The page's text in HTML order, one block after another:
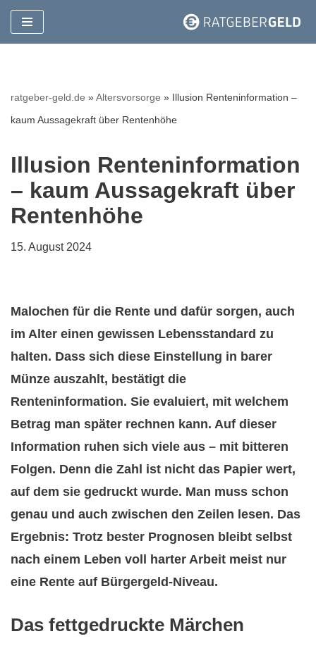
Zum
ratgeber-geld.de »Altersvorsorge » Illusion Renteninformation –
kaum Aussagekraft über Rentenhöhe
Illusion Renteninformation
– kaum Aussagekraft über
Rentenhöhe
15. August 2024
Malochen für die Rente und dafür sorgen, auch
im Alter einen gewissen Lebensstandard zu
halten. Dass sich diese Einstellung in barer
Münze auszahlt, bestätigt die
Renteninformation. Sie evaluiert, mit welchem
Betrag man später rechnen kann. Auf dieser
Information ruhen sich viele aus – mit bitteren
Folgen. Denn die Zahl ist nicht das Papier wert,
auf dem sie gedruckt wurde. Man muss schon
genau und auch zwischen den Zeilen lesen. Das
Ergebnis: Trotz bester Prognosen bleibt selbst
nach einem Leben voll harter Arbeit meist nur
eine Rente auf Bürgergeld-Niveau.
Das fettgedruckte Märchen